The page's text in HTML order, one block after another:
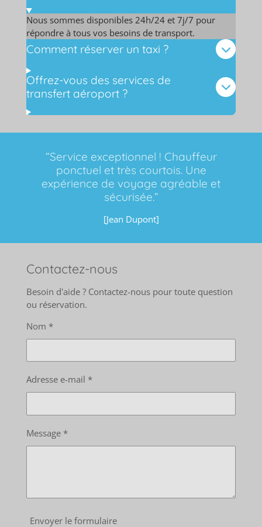
Nous sommes disponibles 24h/24 et 7j/7 pour
répondre à tous vos besoins de transport.
Comment réserver un taxi ?
Offrez-vous des services de
transfert aéroport ?
“Service exceptionnel ! Chauffeur
ponctuel et très courtois. Une
expérience de voyage agréable et
sécurisée.”
[Jean Dupont]
Contactez-nous
Besoin d'aide ? Contactez-nous pour toute question
ou réservation.
Nom *
Adresse e-mail *
Message *
Envoyer le formulaire